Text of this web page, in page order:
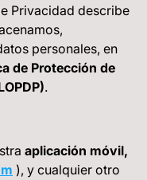
Privacidad describe
personales, en
de Protección de
.
aplicación móvil,
), y cualquier otro